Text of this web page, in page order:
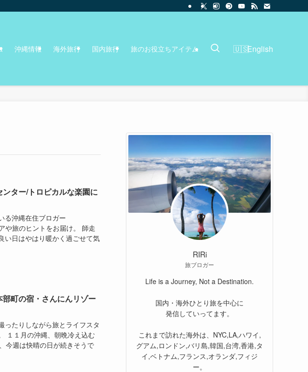
沖縄情報 海外旅行 国内旅行 旅のお役立ちアイテム English
ンター/トロピカルな楽園に
る沖縄在住ブロガー
や旅のヒントをお届け。 師走
い日はやはり暖かく過ごせて気
町の宿・さんにんリゾー
ったりしながら旅とライフスタ
１１月の沖縄、朝晩冷え込む
今週は快晴の日が続きそうで
RIRi
旅ブロガー
Life is a Journey, Not a Destination.
国内・海外ひとり旅を中心に
発信していってます。
これまで訪れた海外は、NYC,LA,ハワイ,
グアム,ロンドン,バリ島,韓国,台湾,香港,タ
イ,ベトナム,フランス,オランダ,フィジ
ー。